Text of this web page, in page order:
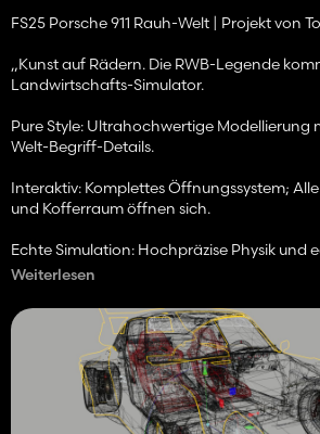
FS25 Porsche 911 Rauh-Welt | Projekt von
„Kunst auf Rädern. Die RWB-Legende
Landwirtschafts-Simulator.
Pure Style: Ultrahochwertige Modellierung
Welt-Begriff-Details.
Interaktiv: Komplettes Öffnungssystem;
und Kofferraum öffnen sich.
Echte Simulation: Hochpräzise Physik und
April/Mai. Wer es mag, ist herzlich
es nicht tun, blättern Sie um.“
Weiterlesen